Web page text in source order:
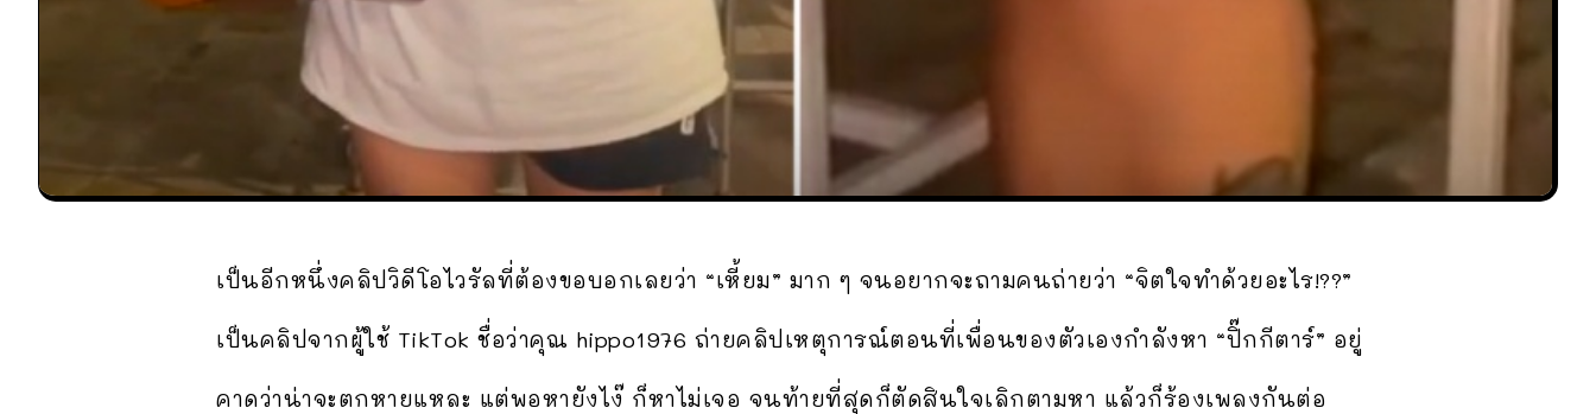
เป็นอีกหนึ่งคลิปวิดีโอไวรัลที่ต้องขอบอกเลยว่า “เหี้ยม” มาก ๆ จนอยากจะถามคนถ่ายว่า “จิตใจทำด้วยอะไร!??”
เป็นคลิปจากผู้ใช้ TikTok ชื่อว่าคุณ hippo1976 ถ่ายคลิปเหตุการณ์ตอนที่เพื่อนของตัวเองกำลังหา “ปิ๊กกีตาร์” อยู่
คาดว่าน่าจะตกหายแหละ แต่พอหายังไง๊ ก็หาไม่เจอ จนท้ายที่สุดก็ตัดสินใจเลิกตามหา แล้วก็ร้องเพลงกันต่อ